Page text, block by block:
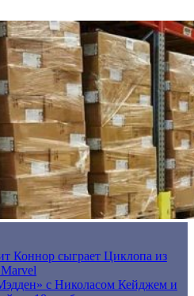
Коннор сыграет Циклопа из
с Николасом Кейджем и